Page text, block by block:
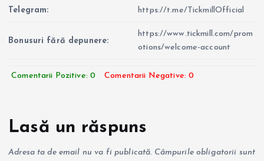
Telegram: https://t.me/TickmillOfficial
Bonusuri fără depunere:
https://www.tickmill.com/prom
otions/welcome-account
Comentarii Pozitive: 0 Comentarii Negative: 0
Lasă un răspuns
Adresa ta de email nu va fi publicată. Câmpurile obligatorii sunt